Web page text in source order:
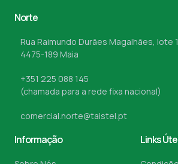
Norte
Rua Raimundo Durães Magalhães, lote
4475-189 Maia
+351 225 088 145
(chamada para a rede fixa nacional)
comercial.norte@taistel.pt
Informação Links